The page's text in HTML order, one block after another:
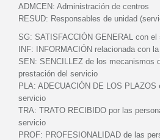
ADMCEN: Administración de centros
RESUD: Responsables de unidad
SG: SATISFACCIÓN GENERAL con el
INF:
INFORMACIÓN relacionada con
SEN: SENCILLEZ de los mecanismos
prestación del servicio
PLA: ADECUACIÓN DE LOS PLAZOS
servicio
TRA: TRATO RECIBIDO por las
servicio
PROF: PROFESIONALIDAD de las